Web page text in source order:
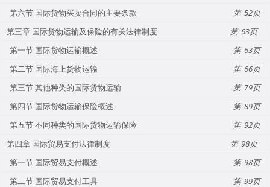
第六节 国际货物买卖合同的主要条款
52
第三章 国际货物运输及保险的有关法律制度
63
第一节 国际货物运输概述
63
第二节 国际海上货物运输
66
第三节 其他种类的国际货物运输
79
第四节 国际货物运输保险概述
89
第五节 不同种类的国际货物运输保险
92
第四章 国际贸易支付法律制度
98
第一节 国际贸易支付概述
98
第二节 国际贸易支付工具
99